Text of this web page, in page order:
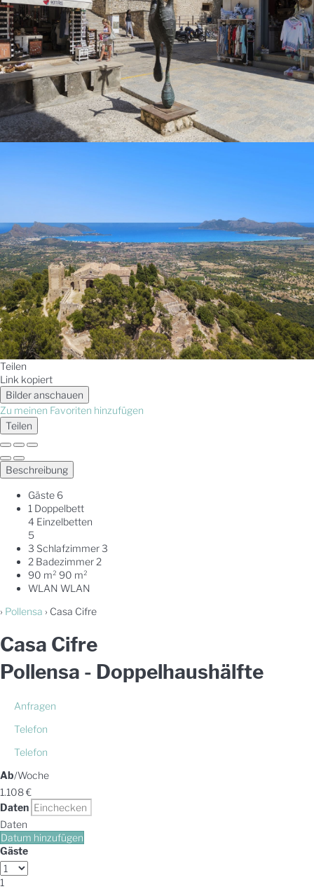
Teilen
Link kopiert
Bilder anschauen
Zu meinen Favoriten hinzufügen
Teilen
Beschreibung
Gäste 6
1 Doppelbett
4 Einzelbetten
5
3 Schlafzimmer3
2 Badezimmer 2
90 m² 90 m²
WLAN WLAN
› Pollensa › Casa Cifre
Casa Cifre
Pollensa - Doppelhaushälfte
Anfragen
Telefon
Telefon
Ab/Woche
1.108€
Daten
Daten
Datum hinzufügen
Gäste
1